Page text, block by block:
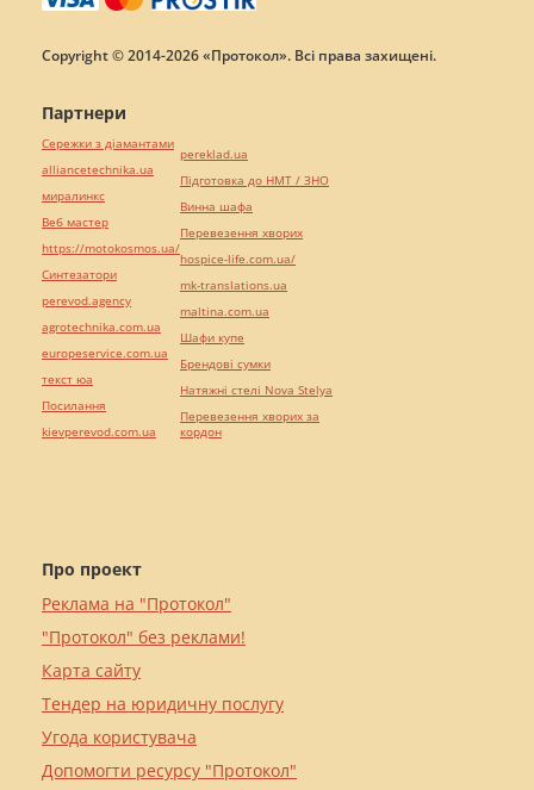
Copyright © 2014-2026 «Протокол». Всі права захищені.
Про проект
Реклама на "Протокол"
"Протокол" без реклами!
Карта сайту
Тендер на юридичну послугу
Угода користувача
Допомогти ресурсу "Протокол"
Партнери
Сережки з діамантами
alliancetechnika.ua
миралинкс
Веб мастер
https://motokosmos.ua/
Синтезатори
perevod.agency
agrotechnika.com.ua
europeservice.com.ua
текст юа
Посилання
kievperevod.com.ua
pereklad.ua
Підготовка до НМТ / ЗНО
Винна шафа
Перевезення хворих
hospice-life.com.ua/
mk-translations.ua
maltina.com.ua
Шафи купе
Брендові сумки
Натяжні стелі Nova Stelya
Перевезення хворих за
кордон